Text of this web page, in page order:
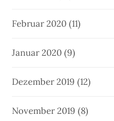
Februar 2020 (11)
Januar 2020 (9)
Dezember 2019 (12)
November 2019 (8)